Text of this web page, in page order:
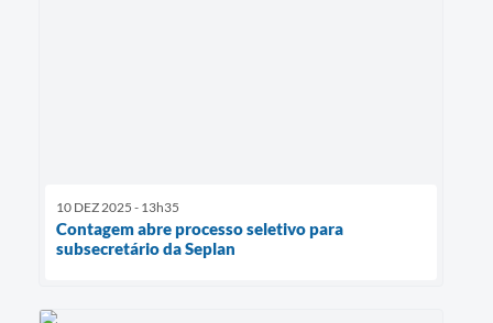
10 DEZ 2025 - 13h35
Contagem abre processo seletivo para
subsecretário da Seplan